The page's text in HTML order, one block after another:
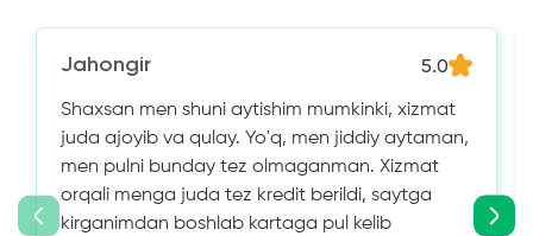
Jahongir 5.0
Shaxsan men shuni aytishim mumkinki, xizmat
juda ajoyib va ​​qulay. Yo'q, men jiddiy aytaman,
men pulni bunday tez olmaganman. Xizmat
orqali menga juda tez kredit berildi, saytga
kirganimdan boshlab kartaga pul kelib